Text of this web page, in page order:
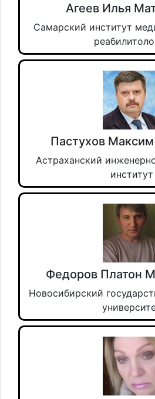
Агеев Илья
Самарский институт
Пастухов
Астраханский
институт
Федоров Платон
Новосибирский